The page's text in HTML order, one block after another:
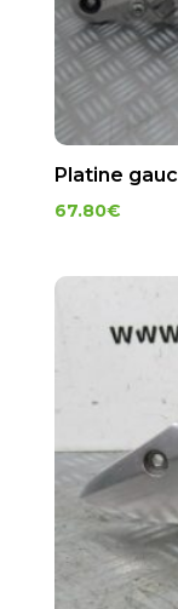
Platine
67.80€